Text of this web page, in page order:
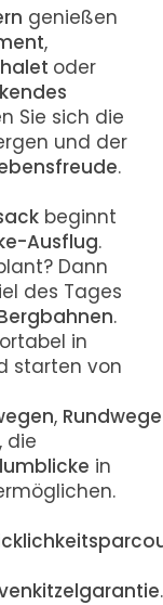
genießen
,
oder
Sie sich die
und der
.
beginnt
Ausflug.
Dann
des Tages
.
in
starten von
,
, die
in
.